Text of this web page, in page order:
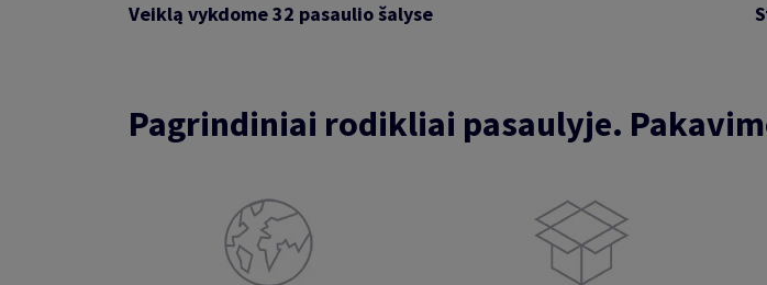
Veiklą vykdome 32 pasaulio šalyse
Pagrindiniai rodikliai pasaulyje.